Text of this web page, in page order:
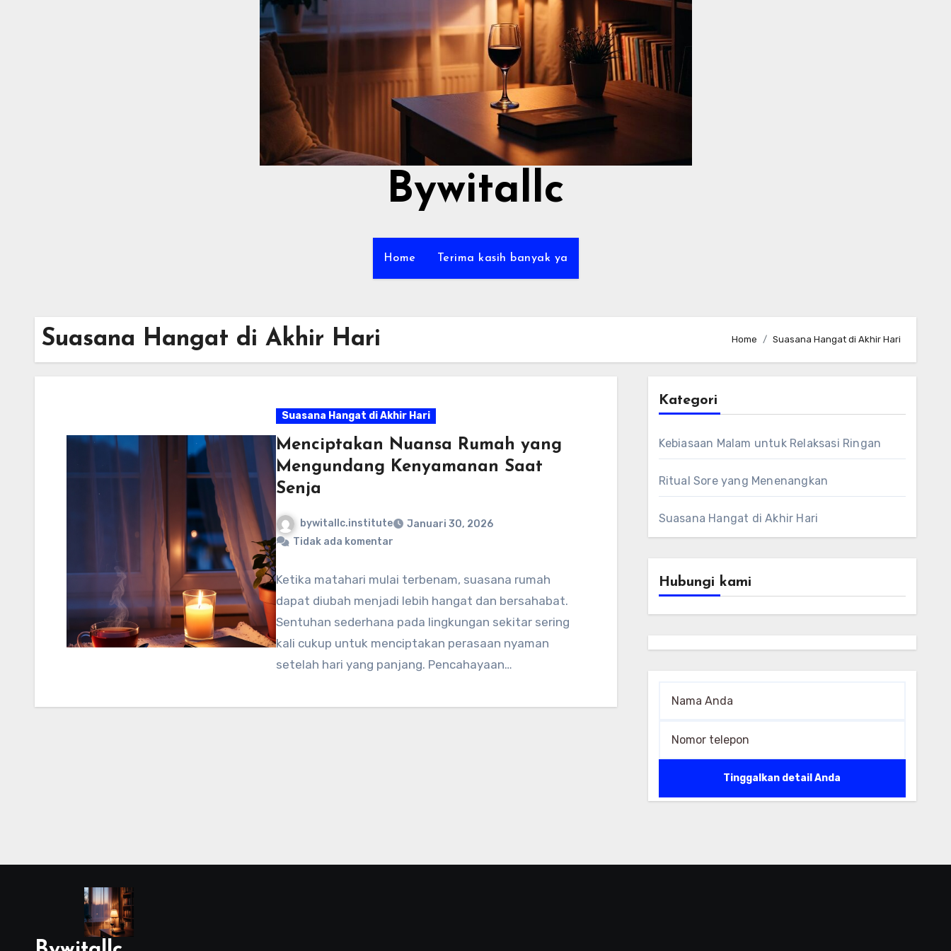
Bywitallc
Home Terima kasih banyak ya
Suasana Hangat di Akhir Hari Home Suasana Hangat di Akhir Hari
Suasana Hangat di Akhir Hari
Menciptakan Nuansa Rumah yang
Mengundang Kenyamanan Saat
Senja
bywitallc.institute
Januari 30, 2026
Tidak ada komentar
Ketika matahari mulai terbenam, suasana rumah
dapat diubah menjadi lebih hangat dan bersahabat.
Sentuhan sederhana pada lingkungan sekitar sering
kali cukup untuk menciptakan perasaan nyaman
setelah hari yang panjang. Pencahayaan…
Kategori
Kebiasaan Malam untuk Relaksasi Ringan
Ritual Sore yang Menenangkan
Suasana Hangat di Akhir Hari
Hubungi kami